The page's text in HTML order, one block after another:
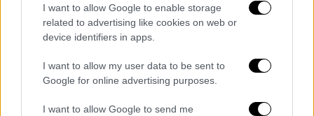
I want to allow Google to enable storage
related to advertising like cookies on web or
device identifiers in apps.
I want to allow my user data to be sent to
Google for online advertising purposes.
I want to allow Google to send me
κινείται, οπότε υπάρχει πλήρης παράλυση σε
αυτή την πλευρά του προσώπου μου».